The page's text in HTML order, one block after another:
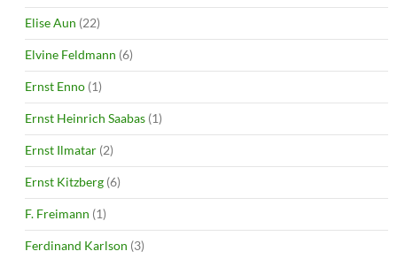
Elise Aun (22)
Elvine Feldmann (6)
Ernst Enno (1)
Ernst Heinrich Saabas (1)
Ernst Ilmatar (2)
Ernst Kitzberg (6)
F. Freimann (1)
Ferdinand Karlson (3)